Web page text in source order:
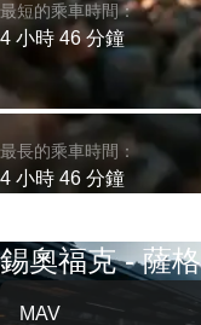
最短的乘車時間：
4 小時 46 分鐘
最長的乘車時間：
4 小時 46 分鐘
錫奧福克 - 薩
MAV